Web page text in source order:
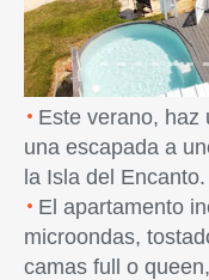
Este verano, haz
una escapada a
la Isla del Encanto.
El apartamento
microondas,
camas full o